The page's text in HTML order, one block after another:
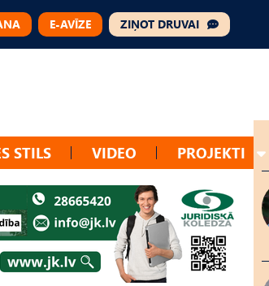
E-AVĪZE ZIŅOT DRUVAI
STILS VIDEO PROJEKTI